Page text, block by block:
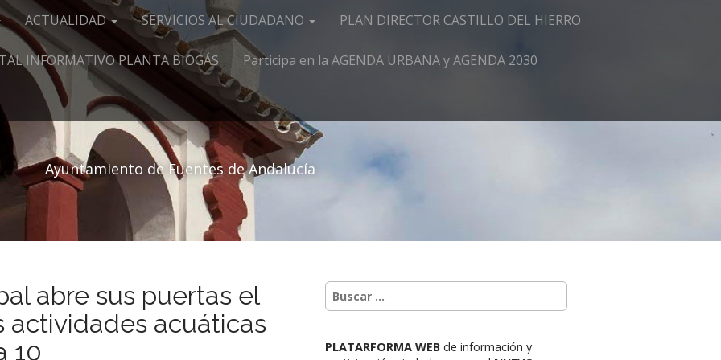
ACTUALIDAD SERVICIOS AL CIUDADANO PLAN DIRECTOR CASTILLO DEL HIERRO
INFORMATIVO PLANTA BIOGÁS Participa en la AGENDA URBANA y AGENDA 2030
Ayuntamiento de Fuentes de Andalucía
abre sus puertas el
actividades acuáticas
10
PLATARFORMA WEBde información y